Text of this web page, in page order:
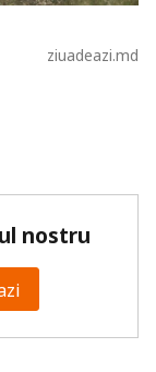
ziuadeazi.md
nostru